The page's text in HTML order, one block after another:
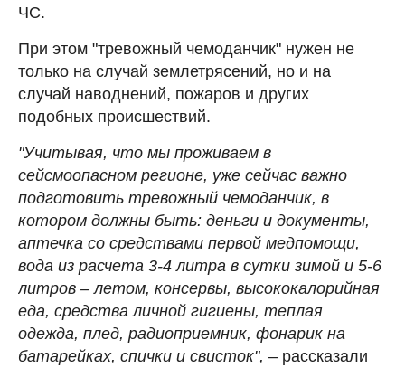
ЧС.
При этом "тревожный чемоданчик" нужен не
только на случай землетрясений, но и на
случай наводнений, пожаров и других
подобных происшествий.
"Учитывая, что мы проживаем в
сейсмоопасном регионе, уже сейчас важно
подготовить тревожный чемоданчик, в
котором должны быть: деньги и документы,
аптечка со средствами первой медпомощи,
вода из расчета 3-4 литра в сутки зимой и 5-6
литров – летом, консервы, высококалорийная
еда, средства личной гигиены, теплая
одежда, плед, радиоприемник, фонарик на
батарейках, спички и свисток", – рассказали